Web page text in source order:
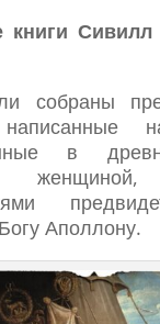
книги
собраны
в
женщиной,
Аполлону.